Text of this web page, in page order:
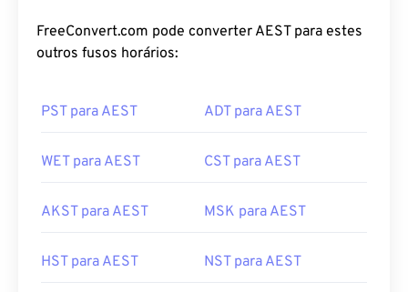
FreeConvert.com pode converter AEST para estes
outros fusos horários:
PST para AEST ADT para AEST
WET para AEST CST para AEST
AKST para AEST MSK para AEST
HST para AEST NST para AEST